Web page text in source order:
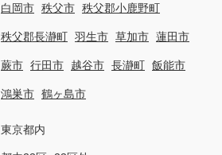
白岡市 秩父市 秩父郡小鹿野町
秩父郡長瀞町 羽生市 草加市 蓮田市
蕨市 行田市 越谷市 長瀞町 飯能市
鴻巣市 鶴ヶ島市
東京都内